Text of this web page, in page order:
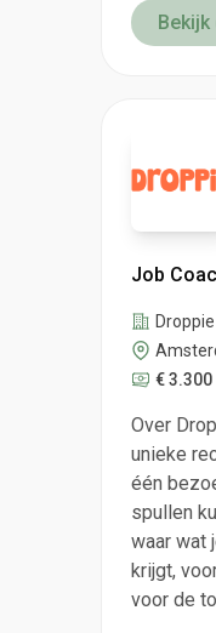
Job
Droppie
€
Over
unieke
één
spullen
waar wat
krijgt,
voor de